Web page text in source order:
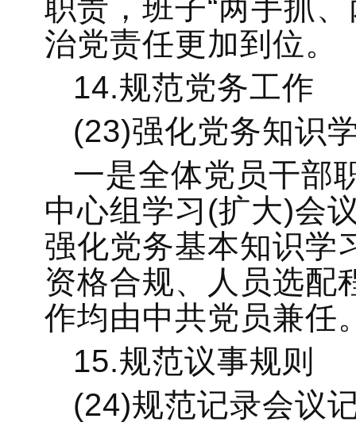
职责，班子“两手抓
治党责任更加到位。
14.规范党务工作
(23)强化党务知识
一是全体党员干部
中心组学习(扩大)会
强化党务基本知识学
资格合规、人员选配
作均由中共党员兼任
15.规范议事规则
(24)规范记录会议